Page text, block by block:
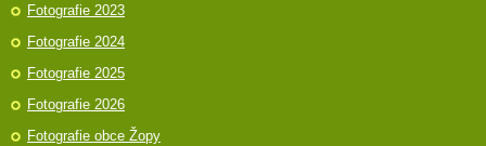
Fotografie 2023
Fotografie 2024
Fotografie 2025
Fotografie 2026
Fotografie obce Žopy